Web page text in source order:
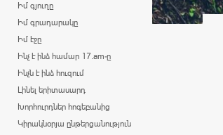
Իմ գյուղը
Իմ գրադարակը
Իմ էջը
Ինչ է ինձ համար 17.am-ը
Ինչն է ինձ հուզում
Լինել երիտասարդ
Խորհուրդներ հոգեբանից
Կիրակնօրյա ընթերցանություն